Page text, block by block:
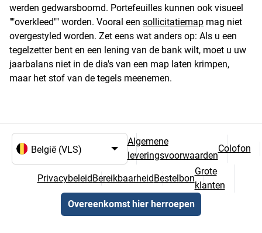
werden gedwarsboomd. Portefeuilles kunnen ook visueel
""overkleed"" worden. Vooral een sollicitatiemap mag niet
overgestyled worden. Zet eens wat anders op: Als u een
tegelzetter bent en een lening van de bank wilt, moet u uw
jaarbalans niet in de dia's van een map laten krimpen,
maar het stof van de tegels meenemen.
Algemene
leveringsvoorwaarden
Colofon
PrivacybeleidBereikbaarheidBestelbon
Grote
klanten
Overeenkomst hier herroepen